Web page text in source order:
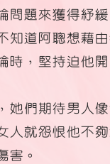
問題來獲得紓
知道阿聰想藉
時，堅持迫他開
她們期待男人
人就怨恨他不
害。